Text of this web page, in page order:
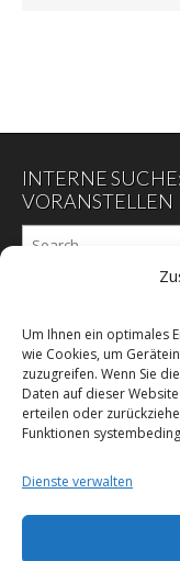
Um Ihnen ein optimales
wie Cookies, um
zuzugreifen. Wenn Sie
Daten auf dieser
erteilen oder
Funktionen
Dienste verwalten
INTERNE
VORANSTELLEN
DER GLÖCKEL
Datenschutzerklärung
DER SCHWARZE EGON
Impressum – E-
RSS Feed
Über dieses Online-